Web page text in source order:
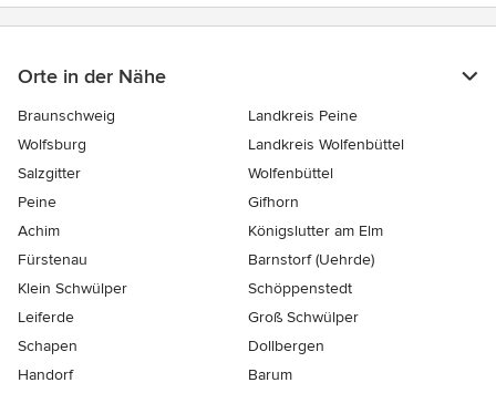
Orte in der Nähe
Braunschweig
Landkreis Peine
Wolfsburg
Landkreis Wolfenbüttel
Salzgitter
Wolfenbüttel
Peine
Gifhorn
Achim
Königslutter am Elm
Fürstenau
Barnstorf (Uehrde)
Klein Schwülper
Schöppenstedt
Leiferde
Groß Schwülper
Schapen
Dollbergen
Handorf
Barum